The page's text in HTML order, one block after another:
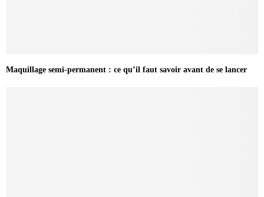
Maquillage semi-permanent : ce qu’il faut savoir avant de se lancer